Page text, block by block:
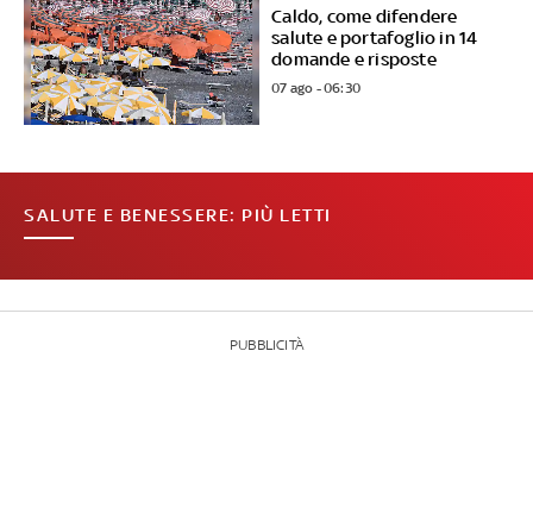
Caldo, come difendere
salute e portafoglio in 14
domande e risposte
07 ago - 06:30
SALUTE E BENESSERE: PIÙ LETTI
PUBBLICITÀ